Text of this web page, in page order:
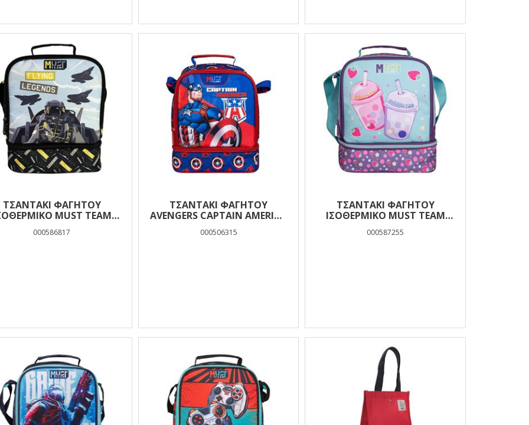
ΤΣΑΝΤΆΚΙ ΦΑΓΗΤΟΎ
MUST TEAM
ΘΉΚΕΣ
000586817
ΤΣΑΝΤΆΚΙ ΦΑΓΗΤΟΎ
AVENGERS CAPTAIN AMERICA
ΘΉΚΕΣ
000506315
ΤΣΑΝΤΆΚΙ ΦΑΓΗΤΟΎ
ΙΣΟΘΕΡΜΙΚΌ MUST TEAM
000587255